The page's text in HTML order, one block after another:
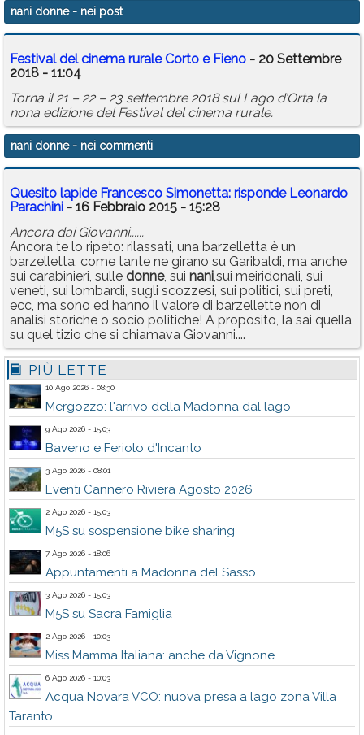
Calendario
Annunci
nani donne- nei post
Festival del cinema rurale Corto e Fieno - 20 Settembre
2018 - 11:04
Torna il 21 – 22 – 23 settembre 2018 sul Lago d’Orta la
nona edizione del Festival del cinema rurale.
nani donne- nei commenti
Quesito lapide Francesco Simonetta: risponde Leonardo
Parachini - 16 Febbraio 2015 - 15:28
Ancora dai Giovanni......
Ancora te lo ripeto: rilassati, una barzelletta è un
barzelletta, come tante ne girano su Garibaldi, ma anche
sui carabinieri, sulle donne, sui nani,sui meiridonali, sui
veneti, sui lombardi, sugli scozzesi, sui politici, sui preti,
ecc, ma sono ed hanno il valore di barzellette non di
analisi storiche o socio politiche! A proposito, la sai quella
su quel tizio che si chiamava Giovanni....
PIÙ LETTE
10 Ago 2026 - 08:30
Mergozzo: l'arrivo della Madonna dal lago
9 Ago 2026 - 15:03
Baveno e Feriolo d'Incanto
3 Ago 2026 - 08:01
Eventi Cannero Riviera Agosto 2026
2 Ago 2026 - 15:03
M5S su sospensione bike sharing
7 Ago 2026 - 18:06
Appuntamenti a Madonna del Sasso
3 Ago 2026 - 15:03
M5S su Sacra Famiglia
2 Ago 2026 - 10:03
Miss Mamma Italiana: anche da Vignone
6 Ago 2026 - 10:03
Acqua Novara VCO: nuova presa a lago zona Villa
Taranto